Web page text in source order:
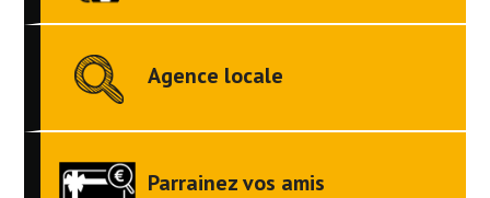
Agence locale
Parrainez vos amis